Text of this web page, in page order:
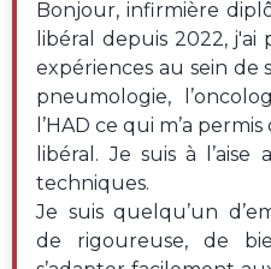
Bonjour, infirmière
libéral depuis 2022,
expériences au sein de
pneumologie,
l’HAD ce qui m’a
libéral. Je suis à
techniques.
Je suis quelqu’un
de rigoureuse, de